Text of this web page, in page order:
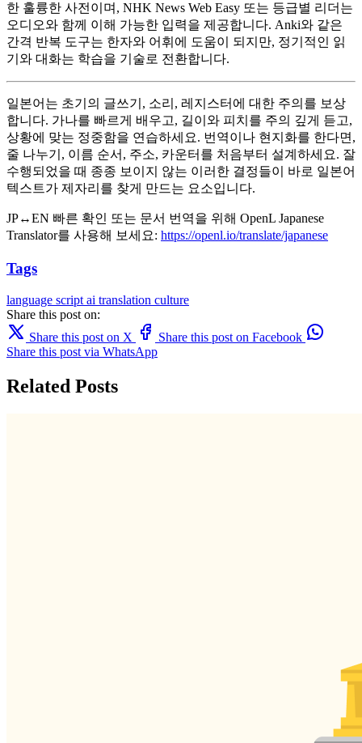
한 훌륭한 사전이며, NHK News Web Easy 또는 등급별 리더는
오디오와 함께 이해 가능한 입력을 제공합니다. Anki와 같은
간격 반복 도구는 한자와 어휘에 도움이 되지만, 정기적인 읽
기와 대화는 학습을 기술로 전환합니다.
일본어는 초기의 글쓰기, 소리, 레지스터에 대한 주의를 보상
합니다. 가나를 빠르게 배우고, 길이와 피치를 주의 깊게 듣고,
상황에 맞는 정중함을 연습하세요. 번역이나 현지화를 한다면,
줄 나누기, 이름 순서, 주소, 카운터를 처음부터 설계하세요. 잘
수행되었을 때 종종 보이지 않는 이러한 결정들이 바로 일본어
텍스트가 제자리를 찾게 만드는 요소입니다.
JP↔EN 빠른 확인 또는 문서 번역을 위해 OpenL Japanese
Translator를 사용해 보세요: https://openl.io/translate/japanese
Tags
language script ai translation culture
Share this post on:
Share this post on X
Share this post on Facebook
Share this post via WhatsApp
Related Posts